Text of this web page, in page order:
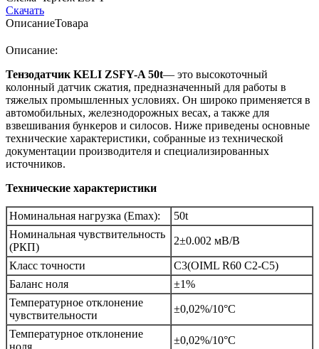
Скачать
ОписаниеТовара
Описание:
Тензодатчик KELI ZSFY-A 50t— это высокоточный
колонный датчик сжатия, предназначенный для работы в
тяжелых промышленных условиях. Он широко применяется в
автомобильных, железнодорожных весах, а также для
взвешивания бункеров и силосов. Ниже приведены основные
технические характеристики, собранные из технической
документации производителя и специализированных
источников.
Технические характеристики
Номинальная нагрузка (Еmax):
50t
Номинальная чувствительность
(РКП)
2±0.002 мВ/В
Класс точности
С3(OIML R60 C2-C5)
Баланс ноля
±1%
Температурное отклонение
чувствительности
±0,02%/10°С
Температурное отклонение
ноля
±0,02%/10°С